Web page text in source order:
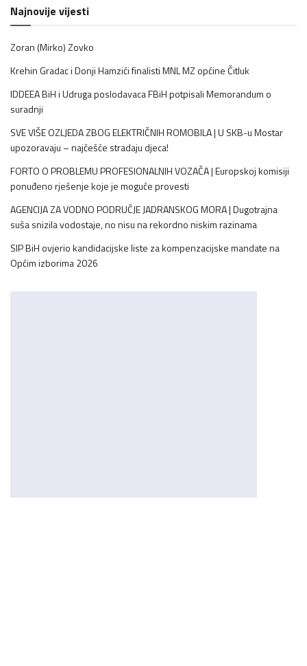
Najnovije vijesti
Zoran (Mirko) Zovko
Krehin Gradac i Donji Hamzići finalisti MNL MZ općine Čitluk
IDDEEA BiH i Udruga poslodavaca FBiH potpisali Memorandum o
suradnji
SVE VIŠE OZLJEDA ZBOG ELEKTRIČNIH ROMOBILA | U SKB-u Mostar
upozoravaju – najčešće stradaju djeca!
FORTO O PROBLEMU PROFESIONALNIH VOZAČA | Europskoj komisiji
ponuđeno rješenje koje je moguće provesti
AGENCIJA ZA VODNO PODRUČJE JADRANSKOG MORA | Dugotrajna
suša snizila vodostaje, no nisu na rekordno niskim razinama
SIP BiH ovjerio kandidacijske liste za kompenzacijske mandate na
Općim izborima 2026